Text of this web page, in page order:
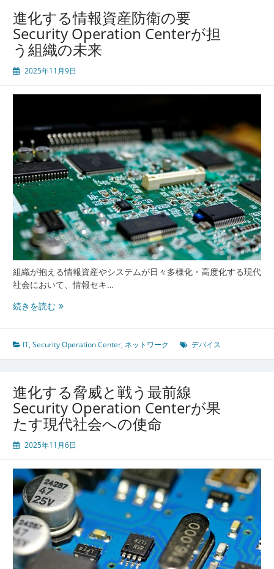
現
代
企
業
の
セ
キ
ュ
リ
テ
ィ
制
構
築
と
化
進化する情報資産防衛の要
Security Operation Centerが担
う組織の未来
2025年11月9日
組織が抱える情報資産やシステムが日々多様化・高度化する現代
社会において、情報セキ…
続きを読む進
る
情
産
防
衛
の
要
Operation
Center
が
担
う
組
織
IT,Security Operation Center, ネットワーク デバイス
進化する脅威と戦う最前線
Security Operation Centerが果
たす現代社会への使命
2025年11月6日